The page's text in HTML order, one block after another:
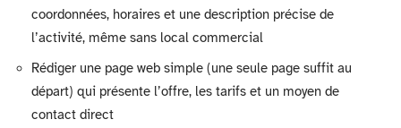
coordonnées, horaires et une description précise de
l’activité, même sans local commercial
Rédiger une page web simple (une seule page suffit au
départ) qui présente l’offre, les tarifs et un moyen de
contact direct